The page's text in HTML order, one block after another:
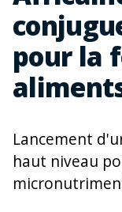
pour la
Lancement
haut niveau